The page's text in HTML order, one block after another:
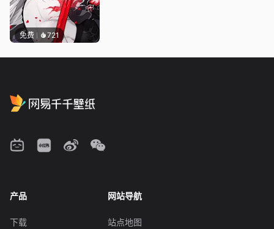
免费 721
产品
下载
网站导航
站点地图